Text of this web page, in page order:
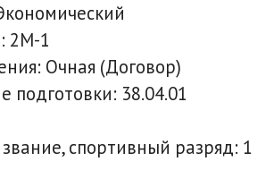
2М-1
Очная (Договор)
подготовки: 38.04.01
спортивный разряд: 1